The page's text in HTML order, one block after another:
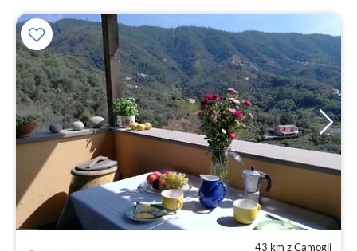
43 km z Camogli